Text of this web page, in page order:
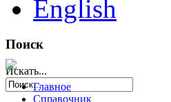
English
Поиск
Искать...
Главное
Справочник